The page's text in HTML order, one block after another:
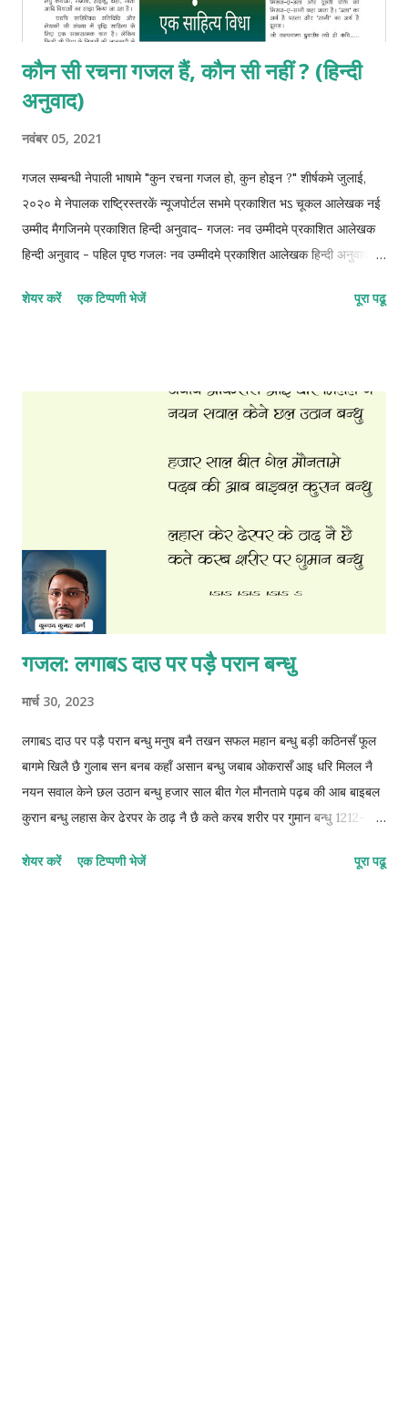
कौन सी रचना गजल हैं, कौन सी नहीं ? (हिन्दी
अनुवाद)
नवंबर 05, 2021
गजल सम्बन्धी नेपाली भाषामे "कुन रचना गजल हो, कुन होइन ?" शीर्षकमे जुलाई,
२०२० मे नेपालक राष्ट्रिस्तरकें न्यूजपोर्टल सभमे प्रकाशित भऽ चूकल आलेखक नई
उम्मीद मैगजिनमे प्रकाशित हिन्दी अनुवाद- गजलः नव उम्मीदमे प्रकाशित आलेखक
हिन्दी अनुवाद - पहिल पृष्ठ गजलः नव उम्मीदमे प्रकाशित आलेखक हिन्दी अनुवाद -
शेयर करें एक टिप्पणी भेजें पूरा पढू
गजल: लगाबऽ दाउ पर पड़ै परान बन्धु
मार्च 30, 2023
लगाबऽ दाउ पर पड़ै परान बन्धु मनुष बनै तखन सफल महान बन्धु बड़ी कठिनसँ फूल
बागमे खिलै छै गुलाब सन बनब कहाँ असान बन्धु जबाब ओकरासँ आइ धरि मिलल नै
नयन सवाल केने छल उठान बन्धु हजार साल बीत गेल मौनतामे पढ़ब की आब बाइबल
कुरान बन्धु लहास केर ढेरपर के ठाढ़ नै छै कते करब शरीर पर गुमान बन्धु 1212-
शेयर करें एक टिप्पणी भेजें पूरा पढू